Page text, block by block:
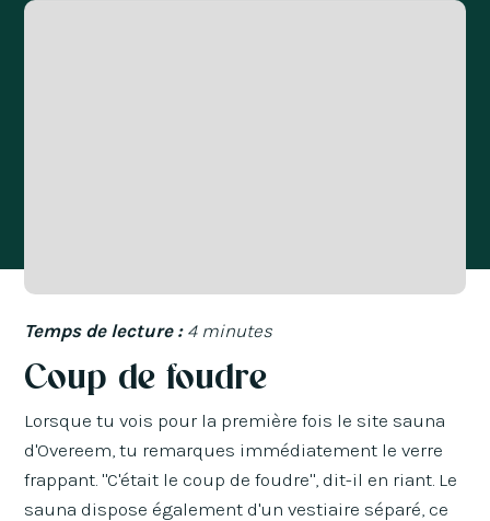
Temps de lecture :4 minutes
Coup de foudre
Lorsque tu vois pour la première fois le site sauna
d'Overeem, tu remarques immédiatement le verre
frappant. "C'était le coup de foudre", dit-il en riant. Le
sauna dispose également d'un vestiaire séparé, ce